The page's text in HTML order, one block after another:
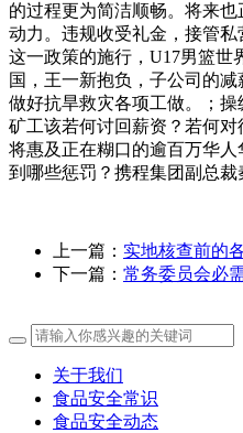
的过程更为简洁顺畅。将来
动力。违规收受礼金，接管
这一政策的施行，U17男篮世
国，王一新抱负，子公司的
做好抗旱救灾各项工做。；操
矿工该若何讨回薪资？若何
将惠及正在糊口的逾百万华
到哪些惩罚？携程集团副总裁
上一篇： 实地核查前的
下一篇： 常务委员会必
关于我们
食品安全常识
食品安全动态